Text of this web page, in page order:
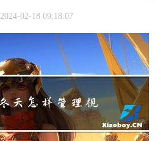
2024-02-18 09:18:07